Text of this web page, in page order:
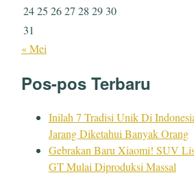
2425 2627 28 29 30
31
« Mei
Pos-pos Terbaru
Inilah 7 Tradisi Unik Di
Jarang Diketahui Banyak Orang
Gebrakan Baru Xiaomi! SUV
GT Mulai Diproduksi Massal